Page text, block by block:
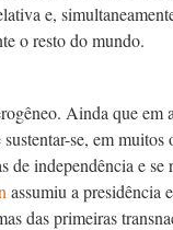
e,
o resto do mundo.
Ainda que em
se, em
de independência e
assumiu a presidência
das primeiras